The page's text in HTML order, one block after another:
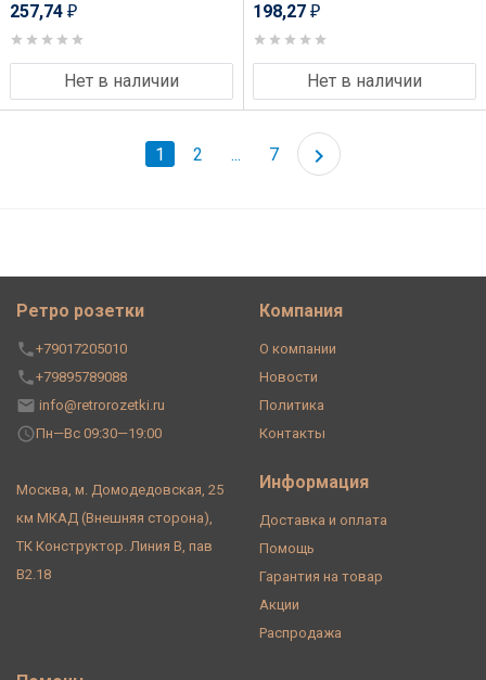
257,74 ₽
Нет в наличии
198,27 ₽
Нет в наличии
1 2 ... 7
Ретро розетки
+79017205010
+79895789088
info@retrorozetki.ru
Пн—Вс 09:30—19:00
Москва, м. Домодедовская, 25
км МКАД (Внешняя сторона),
ТК Конструктор. Линия В, пав
В2.18
Компания
О компании
Новости
Политика
Контакты
Информация
Доставка и оплата
Помощь
Гарантия на товар
Акции
Распродажа